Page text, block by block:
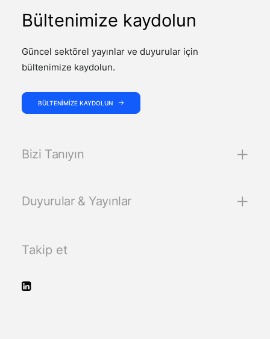
Bültenimize kaydolun
Güncel sektörel yayınlar ve duyurular için
bültenimize kaydolun.
BÜLTENIMIZE KAYDOLUN
Bizi Tanıyın
Duyurular & Yayınlar
Takip et